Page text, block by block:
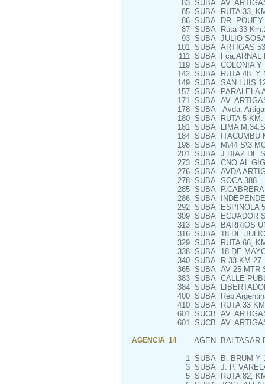
83 SUBA AV.
85 SUBA RUTA 33,
86 SUBA DR. POUEY
87 SUBA Ruta 33-
93 SUBA JULIO
101 SUBA ARTIGAS
111 SUBA Fca.ARNAL
119 SUBA COLONIA Y
142 SUBA RUTA 48 .Y
149 SUBA SAN LUIS
157 SUBA PARALELA
171 SUBA AV.
178 SUBA Avda.
180 SUBA RUTA 5
181 SUBA LIMA
184 SUBA ITACUMBU
198 SUBA M\44 S\3
201 SUBA J DIAZ DE
273 SUBA CNO.AL
276 SUBA AVDA
278 SUBA SOCA 388
285 SUBA
286 SUBA
292 SUBA ESPINOLA
309 SUBA ECUADOR
313 SUBA BARRIOS
316 SUBA 18 DE
329 SUBA RUTA 66,
338 SUBA 18 DE
340 SUBA R.33.KM.27
365 SUBA AV 25 MTR
383 SUBA CALLE
384 SUBA
400 SUBA Rep
410 SUBA RUTA 33
601 SUCB AV.
601 SUCB AV.
AGENCIA 14 AGEN BALTASAR
1 SUBA B. BRUM Y
3 SUBA J. P.
5 SUBA RUTA 82,